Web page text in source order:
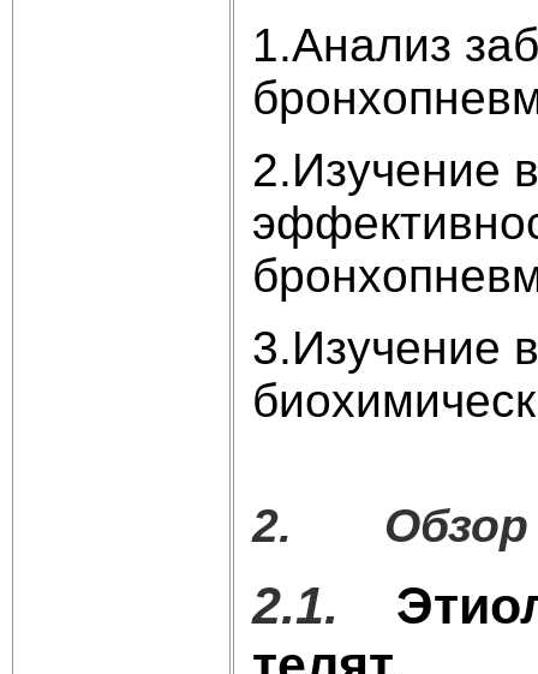
1.Анализ
2.Изучение
3.Изучение
2. Обзор
2.1.